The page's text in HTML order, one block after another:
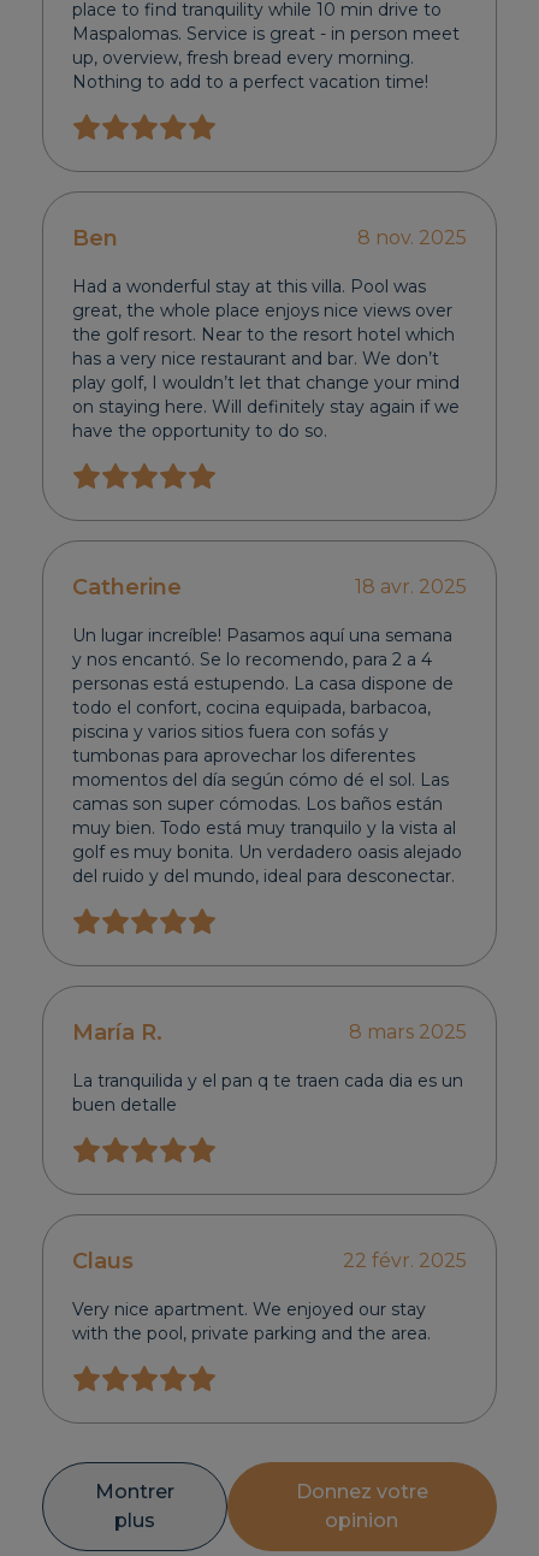
place to find tranquility while 10 min drive to
Maspalomas. Service is great - in person meet
up, overview, fresh bread every morning.
Nothing to add to a perfect vacation time!
Ben 8 nov. 2025
Had a wonderful stay at this villa. Pool was
great, the whole place enjoys nice views over
the golf resort. Near to the resort hotel which
has a very nice restaurant and bar. We don’t
play golf, I wouldn’t let that change your mind
on staying here. Will definitely stay again if we
have the opportunity to do so.
Catherine 18 avr. 2025
Un lugar increíble! Pasamos aquí una semana
y nos encantó. Se lo recomendo, para 2 a 4
personas está estupendo. La casa dispone de
todo el confort, cocina equipada, barbacoa,
piscina y varios sitios fuera con sofás y
tumbonas para aprovechar los diferentes
momentos del día según cómo dé el sol. Las
camas son super cómodas. Los baños están
muy bien. Todo está muy tranquilo y la vista al
golf es muy bonita. Un verdadero oasis alejado
del ruido y del mundo, ideal para desconectar.
María R. 8 mars 2025
La tranquilida y el pan q te traen cada dia es un
buen detalle
Claus 22 févr. 2025
Very nice apartment. We enjoyed our stay
with the pool, private parking and the area.
Montrer
plus
Donnez votre
opinion